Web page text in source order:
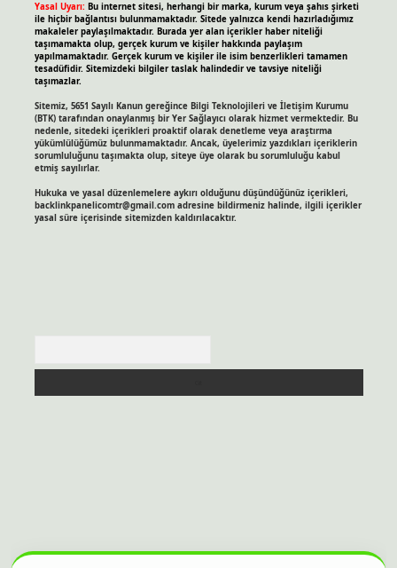
Yasal Uyarı: Bu internet sitesi, herhangi bir marka, kurum veya şahıs şirketi
ile hiçbir bağlantısı bulunmamaktadır. Sitede yalnızca kendi hazırladığımız
makaleler paylaşılmaktadır. Burada yer alan içerikler haber niteliği
taşımamakta olup, gerçek kurum ve kişiler hakkında paylaşım
yapılmamaktadır. Gerçek kurum ve kişiler ile isim benzerlikleri tamamen
tesadüfidir. Sitemizdeki bilgiler taslak halindedir ve tavsiye niteliği
taşımazlar.
Sitemiz, 5651 Sayılı Kanun gereğince Bilgi Teknolojileri ve İletişim Kurumu
(BTK) tarafından onaylanmış bir Yer Sağlayıcı olarak hizmet vermektedir. Bu
nedenle, sitedeki içerikleri proaktif olarak denetleme veya araştırma
yükümlülüğümüz bulunmamaktadır. Ancak, üyelerimiz yazdıkları içeriklerin
sorumluluğunu taşımakta olup, siteye üye olarak bu sorumluluğu kabul
etmiş sayılırlar.
Hukuka ve yasal düzenlemelere aykırı olduğunu düşündüğünüz içerikleri,
backlinkpanelicomtr@gmail.comadresine bildirmeniz halinde, ilgili içerikler
yasal süre içerisinde sitemizden kaldırılacaktır.